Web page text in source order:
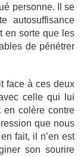
personne. Il se
autosuffisance
en sorte que les
de pénétrer
face à ces deux
celle qui lui
en colère contre
que nous
fait, il n’en est
son sourire